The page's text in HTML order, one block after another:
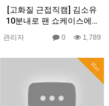
[고화질 근접직캠] 김소유
10분내로 팬 쇼케이스에…
관리자 0 1,789
Hot